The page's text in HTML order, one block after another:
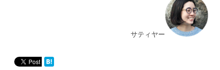
サティヤー